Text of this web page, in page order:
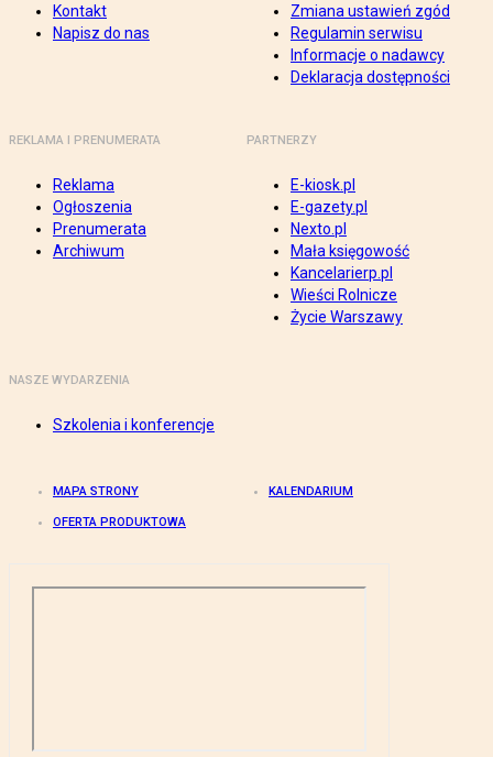
Kontakt
Napisz do nas
Zmiana ustawień zgód
Regulamin serwisu
Informacje o nadawcy
Deklaracja dostępności
REKLAMA I PRENUMERATA
Reklama
Ogłoszenia
Prenumerata
Archiwum
PARTNERZY
E-kiosk.pl
E-gazety.pl
Nexto.pl
Mała księgowość
Kancelarierp.pl
Wieści Rolnicze
Życie Warszawy
NASZE WYDARZENIA
Szkolenia i konferencje
MAPA STRONY KALENDARIUM
OFERTA PRODUKTOWA